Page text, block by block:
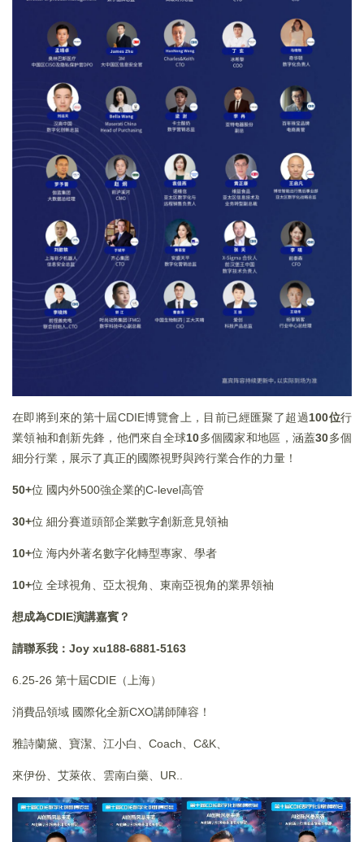
在即將到來的第十屆CDIE博覽會上，目前已經匯聚了超過100位行
業領袖和創新先鋒，他們來自全球10多個國家和地區，涵蓋30多個
細分行業，展示了真正的國際視野與跨行業合作的力量！
50+位 國内外500強企業的C-level高管
30+位 細分賽道頭部企業數字創新意見領袖
10+位 海内外著名數字化轉型專家、學者
10+位 全球視角、亞太視角、東南亞視角的業界領袖
想成為CDIE演講嘉賓？
請聯系我： Joy xu188-6881-5163
6.25-26 第十屆CDIE（上海）
消費品領域 國際化全新CXO講師陣容！
雅詩蘭黛、寶潔、江小白、Coach、C&K、
來伊份、艾萊依、雲南白藥、UR..